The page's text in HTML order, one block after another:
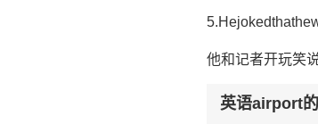
他和记者开玩笑
英语airport